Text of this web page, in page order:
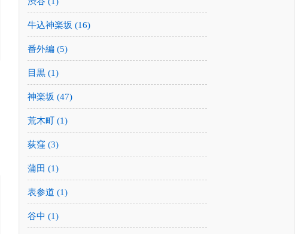
牛込神楽坂 (16)
番外編 (5)
目黒 (1)
神楽坂 (47)
荒木町 (1)
荻窪 (3)
蒲田 (1)
表参道 (1)
谷中 (1)